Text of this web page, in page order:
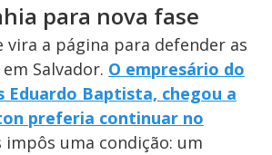
para nova fase
vira a página para defender as
Salvador. O empresário do
Eduardo Baptista, chegou a
preferia continuar no
impôs uma condição: um